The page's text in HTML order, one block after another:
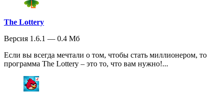
The Lottery
Версия 1.6.1 — 0.4 Мб
Если вы всегда мечтали о том, чтобы стать миллионером, то
программа The Lottery – это то, что вам нужно!...